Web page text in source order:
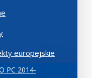
europejskie
PC 2014-